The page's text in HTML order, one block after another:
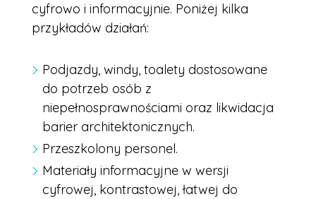
cyfrowo i informacyjnie. Poniżej kilka
przykładów działań:
Podjazdy, windy, toalety dostosowane
do potrzeb osób z
niepełnosprawnościami oraz likwidacja
barier architektonicznych.
Przeszkolony personel.
Materiały informacyjne w wersji
cyfrowej, kontrastowej, łatwej do